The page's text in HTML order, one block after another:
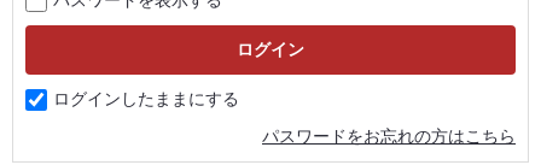
ログインしたままにする
パスワードをお忘れの方はこちら